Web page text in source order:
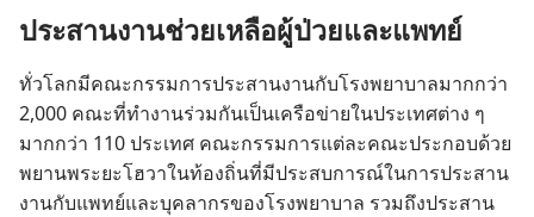
ประสาน​งาน​ช่วยเหลือ​ผู้​ป่วย​และ​แพทย์
ทั่ว​โลก​มี​คณะ​กรรมการ​ประสาน​งาน​กับ​โรง​พยาบาล​มาก​กว่า
2,000 คณะ​ที่​ทำ​งาน​ร่วม​กัน​เป็น​เครือข่าย​ใน​ประเทศ​ต่าง ๆ
มาก​กว่า 110 ประเทศ คณะ​กรรมการ​แต่​ละ​คณะ​ประกอบ​ด้วย​
พยาน​พระ​ยะโฮวา​ใน​ท้อง​ถิ่น​ที่​มี​ประสบการณ์​ใน​การ​ประสาน​
งาน​กับ​แพทย์​และ​บุคลากร​ของ​โรง​พยาบาล รวม​ถึง​ประสาน​